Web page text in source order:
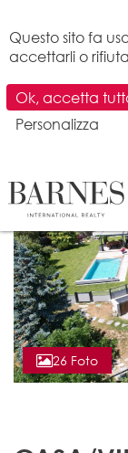
26 Foto
Questo sito fa
accettarli o
Ok, accetta
Personalizza